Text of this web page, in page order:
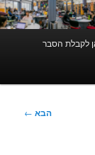
הבא ←